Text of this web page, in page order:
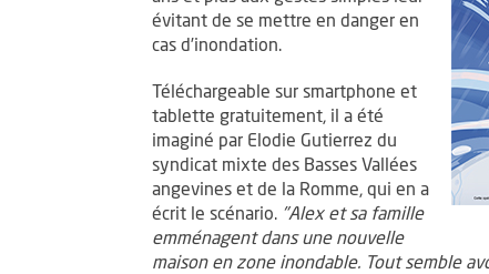
évitant de se mettre en danger en
cas d’inondation.
Téléchargeable sur smartphone et
tablette gratuitement, il a été
imaginé par Elodie Gutierrez du
syndicat mixte des Basses Vallées
angevines et de la Romme, qui en a
écrit le scénario. "Alex et sa famille
emménagent dans une nouvelle
maison en zone inondable. Tout semble